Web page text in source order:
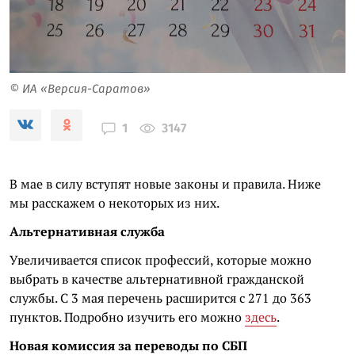
© ИА «Версия-Саратов»
1 3147
В мае в силу вступят новые законы и правила. Ниже
мы расскажем о некоторых из них.
Альтернативная служба
Увеличивается список профессий, которые можно
выбрать в качестве альтернативной гражданской
службы. С 3 мая перечень расширится с 271 до 363
пунктов. Подробно изучить его можно здесь.
Новая комиссия за переводы по СБП